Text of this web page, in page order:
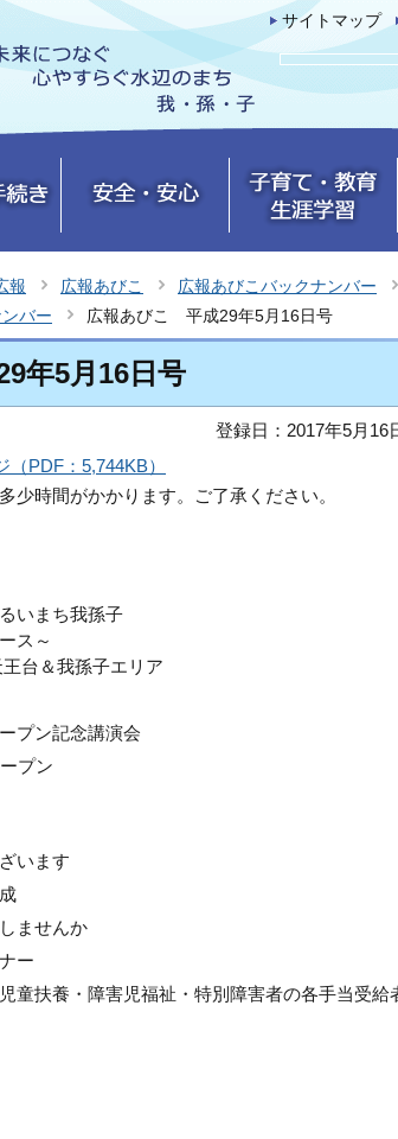
サイトマップ
報 広報あびこ 広報あびこバックナンバー
バー
広報あびこ 平成29年5月16日号
年5月16日号
登録日：2017年5月16
PDF：5,744KB）
少時間がかかります。ご了承ください。
いまち我孫子
ス～
台＆我孫子エリア
プン記念講演会
プン
います
ませんか
ー
童扶養・障害児福祉・特別障害者の各手当受給